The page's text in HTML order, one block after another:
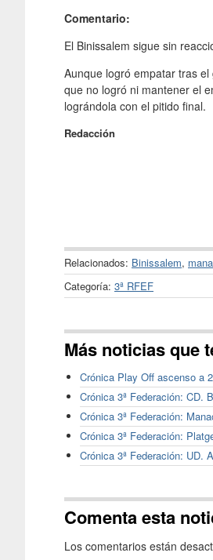
Comentario:
El Binissalem sigue sin
Aunque logró empatar tras
que no logró ni mantener el
lográndola con el pitido final.
Redacción
Relacionados: Binissalem,
Categoría: 3ª RFEF
Más noticias que
Crónica Play Off ascenso a
Crónica 3ª Federación: CD.
Crónica 3ª Federación:
Crónica 3ª Federación:
Crónica 3ª Federación: UD.
Comenta esta
Los comentarios están